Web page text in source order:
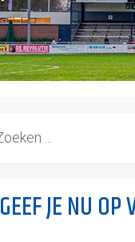
GEEF JE NU